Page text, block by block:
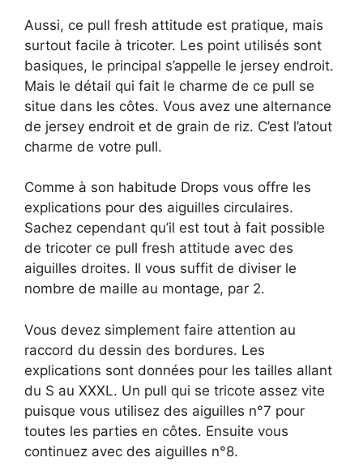
Aussi, ce pull fresh attitude est pratique, mais
surtout facile à tricoter. Les point utilisés sont
basiques, le principal s’appelle le jersey endroit.
Mais le détail qui fait le charme de ce pull se
situe dans les côtes. Vous avez une alternance
de jersey endroit et de grain de riz. C’est l’atout
charme de votre pull.
Comme à son habitude Drops vous offre les
explications pour des aiguilles circulaires.
Sachez cependant qu’il est tout à fait possible
de tricoter ce pull fresh attitude avec des
aiguilles droites. Il vous suffit de diviser le
nombre de maille au montage, par 2.
Vous devez simplement faire attention au
raccord du dessin des bordures. Les
explications sont données pour les tailles allant
du S au XXXL. Un pull qui se tricote assez vite
puisque vous utilisez des aiguilles n°7 pour
toutes les parties en côtes. Ensuite vous
continuez avec des aiguilles n°8.